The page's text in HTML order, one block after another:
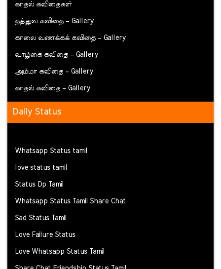
காதல் கவிதைகள்
தத்துவ கவிதை – Gallery
காலை வணக்கக் கவிதை – Gallery
வாழ்கை கவிதை – Gallery
அம்மா கவிதை – Gallery
காதல் கவிதை – Gallery
Daily Status
Whatsapp Status tamil
love status tamil
Status Dp Tamil
Whatsapp Status Tamil Share Chat
Sad Status Tamil
Love Failure Status
Love Whatsapp Status Tamil